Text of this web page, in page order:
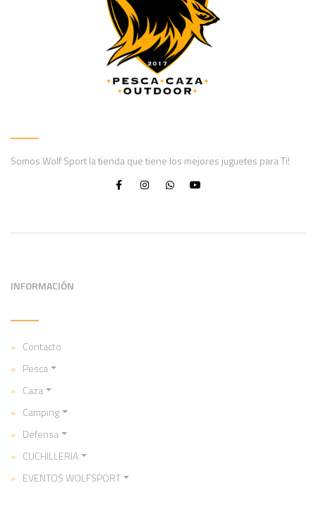
Somos Wolf Sport la tienda que tiene los mejores juguetes para Ti!
INFORMACIÓN
Contacto
Pesca
Caza
Camping
Defensa
CUCHILLERIA
EVENTOS WOLFSPORT